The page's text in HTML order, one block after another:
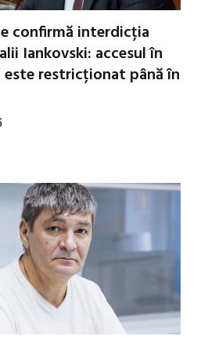
confirmă interdicția
Iankovski: accesul în
restricționat până în